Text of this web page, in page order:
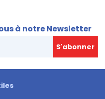
à notre Newsletter